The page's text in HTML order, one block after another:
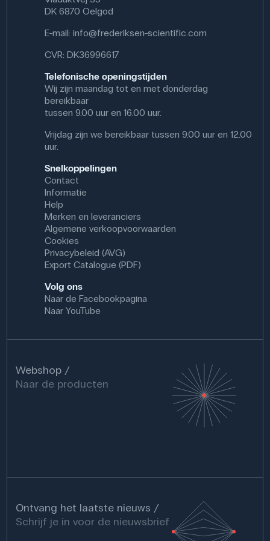
van grondstoffen, en in creatieve vakken zoals kunst en
design, waar materialen zoals lijm en kleurstoffen worden
gebruikt. De handschoenen worden ook gebruikt in
professionele contexten zoals laboratoria,
voedselproductie en zorgtaken.
Specifikationer
Størrelse USR: XL
Materiale: Nitril
DK 6870 Oelgod
E-mail:info@frederiksen-scientific.com
CVR: DK36996617
Telefonische openingstijden
Wij zijn maandag tot en met donderdag
bereikbaar
tussen 9.00 uur en 16.00 uur.
Vrijdag zijn we bereikbaar tussen 9.00 uur en 12.00
uur.
Snelkoppelingen
Contact
Informatie
Help
Merken en leveranciers
Algemene verkoopvoorwaarden
Cookies
Privacybeleid (AVG)
Export Catalogue (PDF)
Volg ons
Naar de Facebookpagina
Naar YouTube
Webshop
Naar de producten
Ontvang het laatste nieuws
Schrijf je in voor de nieuwsbrief